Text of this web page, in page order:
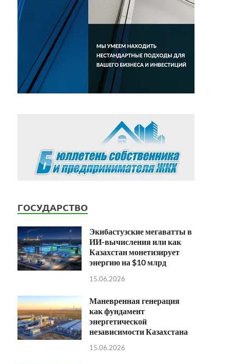
ГОСУДАРСТВО
Экибастузские мегаватты в
ИИ-вычисления или как
Казахстан монетизирует
энергию на $10 млрд
15.06.2026
Маневренная генерация
как фундамент
энергетической
независимости Казахстана
15.06.2026